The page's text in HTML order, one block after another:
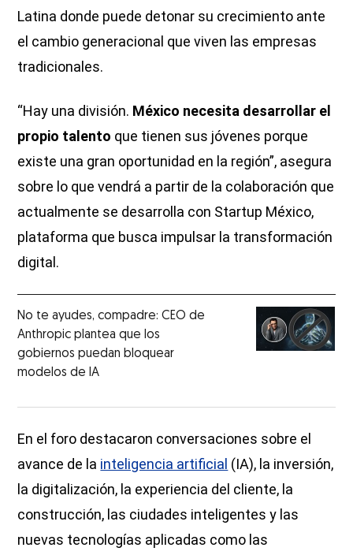
Latina donde puede detonar su crecimiento ante
el cambio generacional que viven las empresas
tradicionales.
“Hay una división. México necesita desarrollar el
propio talento que tienen sus jóvenes porque
existe una gran oportunidad en la región”, asegura
sobre lo que vendrá a partir de la colaboración que
actualmente se desarrolla con Startup México,
plataforma que busca impulsar la transformación
digital.
No te ayudes, compadre: CEO de
Anthropic plantea que los
gobiernos puedan bloquear
modelos de IA
En el foro destacaron conversaciones sobre el
avance de la inteligencia artificial (IA), la inversión,
la digitalización, la experiencia del cliente, la
construcción, las ciudades inteligentes y las
nuevas tecnologías aplicadas como las